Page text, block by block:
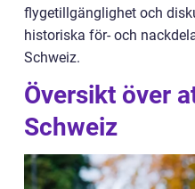
flygetillgänglighet och
historiska för- och
Schweiz.
Översikt över
Schweiz